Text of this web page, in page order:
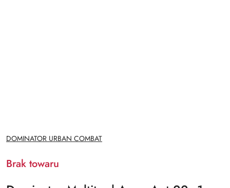
NAZWA
PRODUCENTA:
DOMINATOR URBAN COMBAT
Brak towaru